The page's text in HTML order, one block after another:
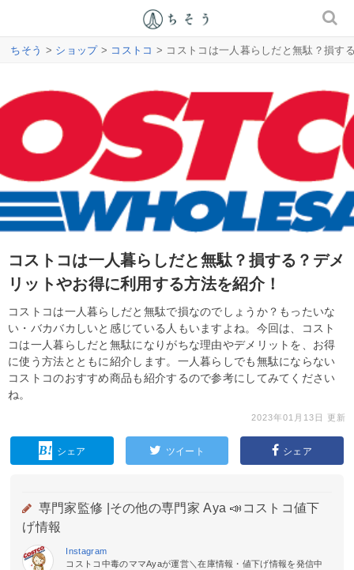
ちそう > ショップ> コストコ > コストコは一人暮らしだと無駄？損す
コストコは一人暮らしだと無駄？損する？デメ
リットやお得に利用する方法を紹介！
コストコは一人暮らしだと無駄で損なのでしょうか？もったいな
い・バカバカしいと感じている人もいますよね。今回は、コスト
コは一人暮らしだと無駄になりがちな理由やデメリットを、お得
に使う方法とともに紹介します。一人暮らしでも無駄にならない
コストコのおすすめ商品も紹介するので参考にしてみてください
ね。
2023年01月13日 更新
シェア ツイート シェア
専門家監修 | その他の専門家 Aya 📣コストコ値下
げ情報
Instagram
コストコ中毒のママAyaが運営＼在庫情報・値下げ情報を発信中